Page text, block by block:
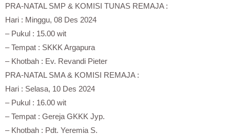
PRA-NATAL SMP & KOMISI TUNAS REMAJA :
Hari : Minggu, 08 Des 2024
– Pukul : 15.00 wit
– Tempat : SKKK Argapura
– Khotbah : Ev. Revandi Pieter
PRA-NATAL SMA & KOMISI REMAJA :
Hari : Selasa, 10 Des 2024
– Pukul : 16.00 wit
– Tempat : Gereja GKKK Jyp.
– Khotbah : Pdt. Yeremia S.